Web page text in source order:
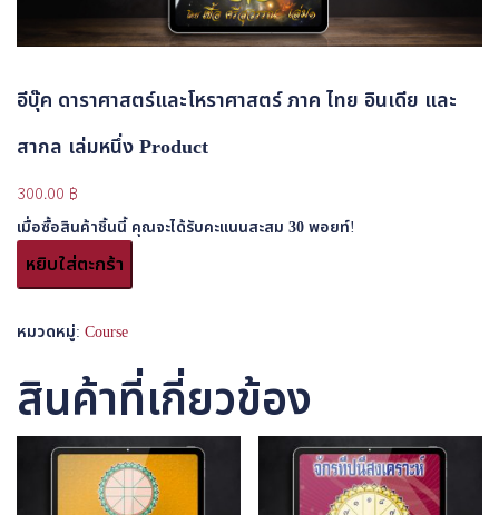
อีบุ๊ค ดาราศาสตร์และโหราศาสตร์ ภาค ไทย อินเดีย และ
สากล เล่มหนึ่ง Product
300.00 ฿
เมื่อซื้อสินค้าชิ้นนี้ คุณจะได้รับคะแนนสะสม 30พอยท์!
จำนวน
ดาราศาสตร์
โหราศาสตร์
ภาค
ไทย
อินเดีย
หยิบใส่ตะกร้า
หมวดหมู่: Course
สินค้าที่เกี่ยวข้อง